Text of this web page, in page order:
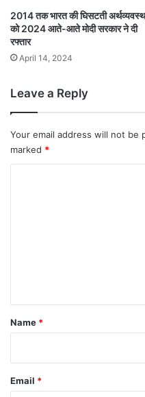
2014 तक भारत की घिसटती
को 2024 आते-आते मोदी सरकार ने दी
रफ्तार
April 14, 2024
Leave a Reply
Your email address will not be
marked *
*
Name *
Email *